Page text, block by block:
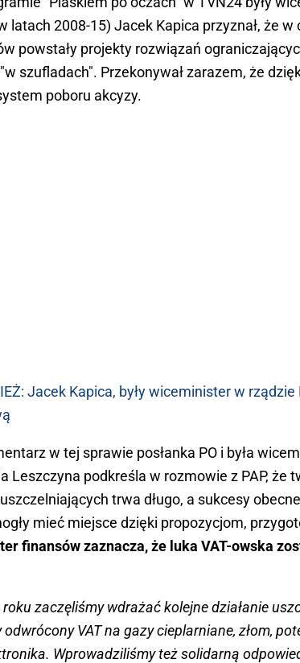
latach 2008-15) Jacek Kapica przyznał, że
powstały projekty rozwiązań
szufladach". Przekonywał zarazem, że
poboru akcyzy.
Jacek Kapica, były wiceminister w
w tej sprawie posłanka PO i była
Leszczyna podkreśla w rozmowie z PAP, że
trwa długo, a sukcesy
mieć miejsce dzięki propozycjom,
finansów zaznacza, że luka VAT-owska
roku zaczęliśmy wdrażać kolejne działanie
VAT na gazy cieplarniane, złom,
Wprowadziliśmy też solidarną